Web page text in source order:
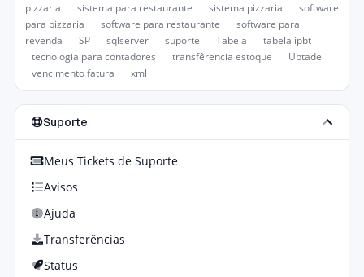
pizzaria
sistema para restaurante sistema pizzaria
software
para pizzaria
software para restaurante
software para
revenda
SP sqlserver suporte Tabela
tabela ipbt
tecnologia para contadores
transfêrencia estoque
Uptade
vencimento fatura
xml
Suporte
Meus Tickets de Suporte
Avisos
Ajuda
Transferências
Status